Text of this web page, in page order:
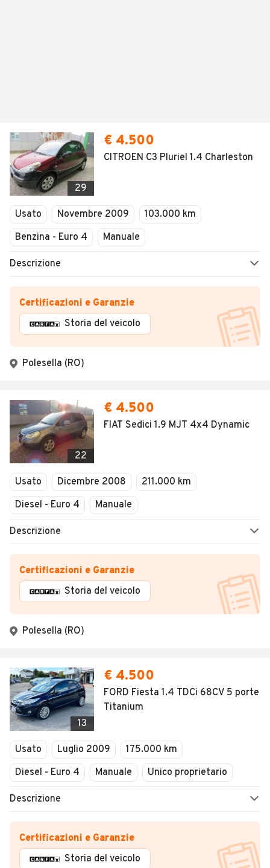
29
€ 4.500
CITROEN C3 Pluriel 1.4 Charleston
Usato Novembre 2009
103.000 km
Benzina - Euro 4
Manuale
Descrizione
Certificazioni e Garanzie
Storia del veicolo
Polesella (RO)
22
€ 4.500
FIAT Sedici 1.9 MJT 4x4 Dynamic
Usato Dicembre 2008
211.000 km
Diesel - Euro 4
Manuale
Descrizione
Certificazioni e Garanzie
Storia del veicolo
Polesella (RO)
13
€ 4.500
FORD Fiesta 1.4 TDCi 68CV 5 porte
Titanium
Usato Luglio 2009
175.000 km
Diesel - Euro 4
Manuale Unico proprietario
Descrizione
Certificazioni e Garanzie
Storia del veicolo